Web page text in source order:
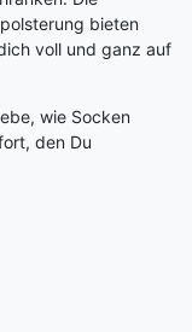
bieten
voll und ganz auf
wie Socken
den Du